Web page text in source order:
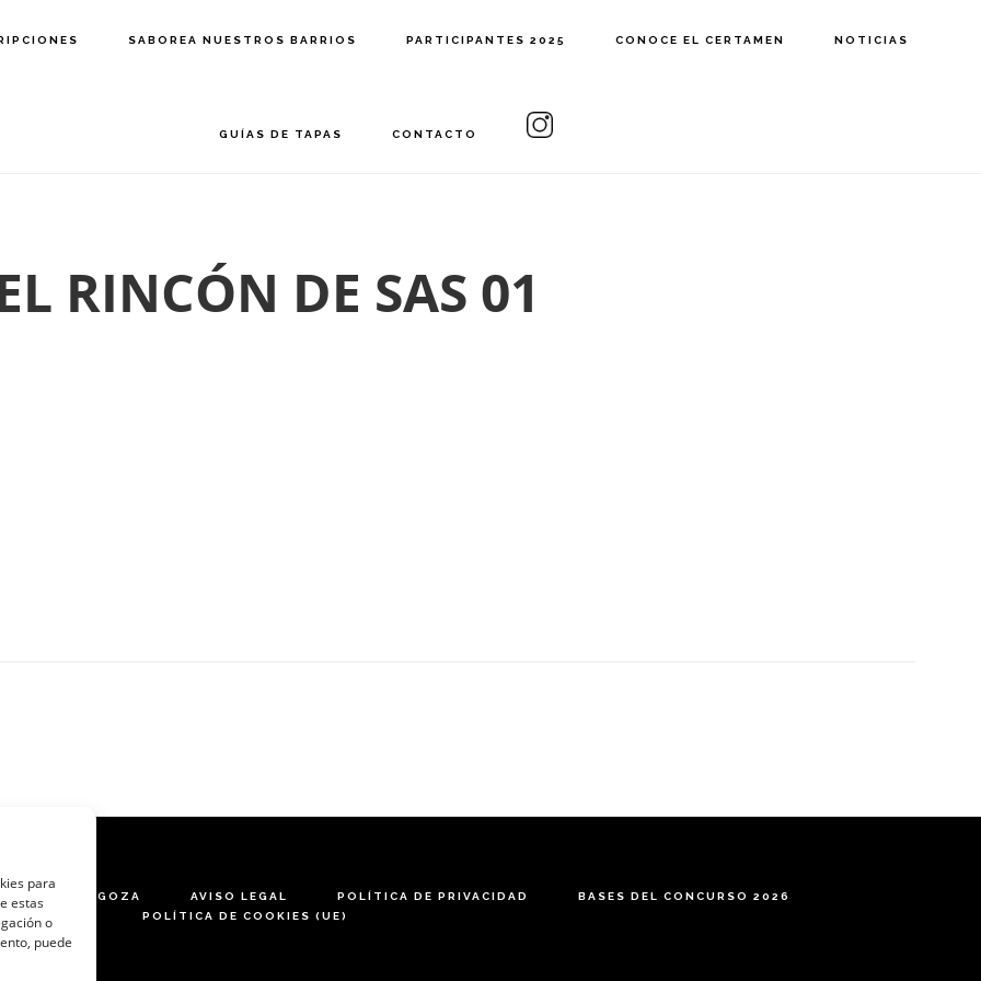
para
estas
o
puede
SABOREA NUESTROS BARRIOS PARTICIPANTES 2025 CONOCE EL CERTAMEN NOTICIAS
GUÍAS DE TAPAS CONTACTO
RINCÓN DE SAS 01
DE ZARAGOZA AVISO LEGAL POLÍTICA DE PRIVACIDAD
BASES DEL CONCURSO 2026
POLÍTICA DE COOKIES (UE)